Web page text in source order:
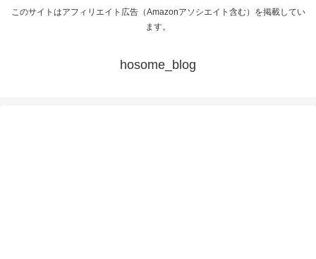
このサイトはアフィリエイト広告（Amazonアソシエイト含む）を掲載してい
ます。
hosome_blog